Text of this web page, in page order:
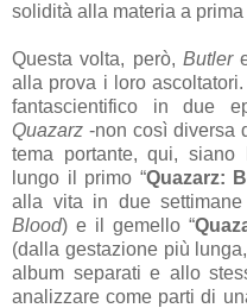
solidità alla materia a
Questa volta, però, Butler
alla prova i loro
fantascientifico in due
Quazarz -non così diversa
tema portante, qui,
lungo il primo “Quazarz:
alla vita in due
Blood) e il gemello “
(dalla gestazione più
album separati e allo
analizzare come parti di